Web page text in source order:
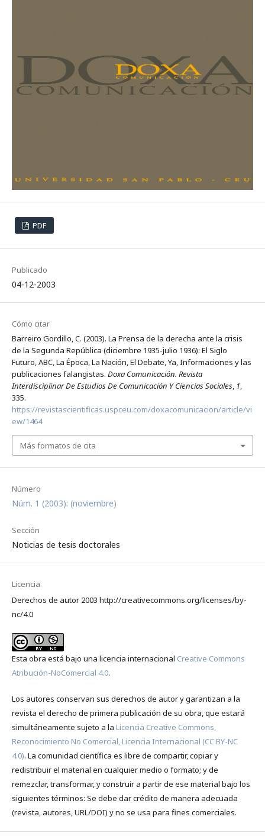
PDF
Publicado
04-12-2003
Número
Núm. 1 (2003): (noviembre)
Sección
Noticias de tesis doctorales
Licencia
Derechos de autor 2003 http://creativecommons.org/licenses/by-
nc/4.0
Esta obra está bajo una licencia internacional Creative Commons
Atribución-NoComercial 4.0.
Los autores conservan sus derechos de autor y garantizan a la
revista el derecho de primera publicación de su obra, que estará
simultáneamente sujeto a la Licencia Creative Commons,
Reconocimiento No Comercial, Licencia Internacional (CC BY-NC
4.0). La comunidad científica es libre de compartir, copiar y
redistribuir el material en cualquier medio o formato; y de
remezclar, transformar, y construir a partir de ese material bajo los
siguientes términos: Se debe dar crédito de manera adecuada
(revista, autores, URL/DOI) y no se usa para fines comerciales.
Cómo citar
Barreiro Gordillo, C. (2003). La Prensa de la derecha ante la crisis
de la Segunda República (diciembre 1935-julio 1936): El Siglo
Futuro, ABC, La Época, La Nación, El Debate, Ya, Informaciones y las
publicaciones falangistas. Doxa Comunicación. Revista
Interdisciplinar De Estudios De Comunicación Y Ciencias Sociales, 1,
335.
https://revistascientificas.uspceu.com/doxacomunicacion/article/vi
ew/1464
Más formatos de cita